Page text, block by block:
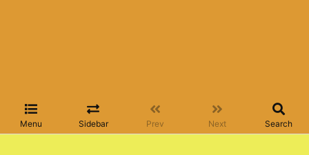
Menu Sidebar Prev Next Search